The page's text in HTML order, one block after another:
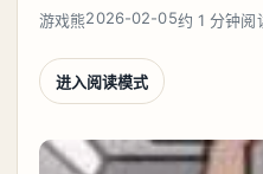
游戏熊2026-02-05约 1 分钟阅
进入阅读模式